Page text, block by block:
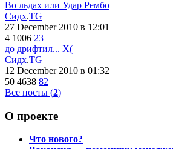
Во льдах или Удар Рембо
Сидх.TG
27 December 2010 в 12:01
4 1006 23
до дрифтил... Х(
Сидх.TG
12 December 2010 в 01:32
50 4638 82
Все посты (2)
О проекте
Что нового?